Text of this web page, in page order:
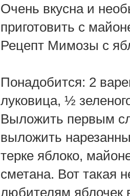
Очень вкусна и
приготовить с
Рецепт Мимозы с
Понадобится: 2
луковица, ½
Выложить первым
выложить
терке яблоко,
сметана. Вот такая
любителям яблочек